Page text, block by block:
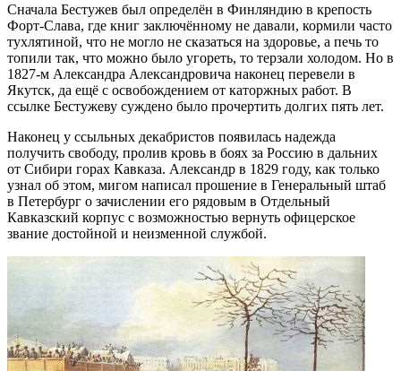
Сначала Бестужев был определён в Финляндию в крепость
Форт-Слава, где книг заключённому не давали, кормили часто
тухлятиной, что не могло не сказаться на здоровье, а печь то
топили так, что можно было угореть, то терзали холодом. Но в
1827-м Александра Александровича наконец перевели в
Якутск, да ещё с освобождением от каторжных работ. В
ссылке Бестужеву суждено было прочертить долгих пять лет.
Наконец у ссыльных декабристов появилась надежда
получить свободу, пролив кровь в боях за Россию в дальних
от Сибири горах Кавказа. Александр в 1829 году, как только
узнал об этом, мигом написал прошение в Генеральный штаб
в Петербург о зачислении его рядовым в Отдельный
Кавказский корпус с возможностью вернуть офицерское
звание достойной и неизменной службой.